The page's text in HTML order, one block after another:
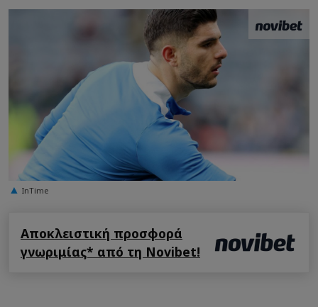
InTime
Αποκλειστική προσφορά
γνωριμίας* από τη Novibet!